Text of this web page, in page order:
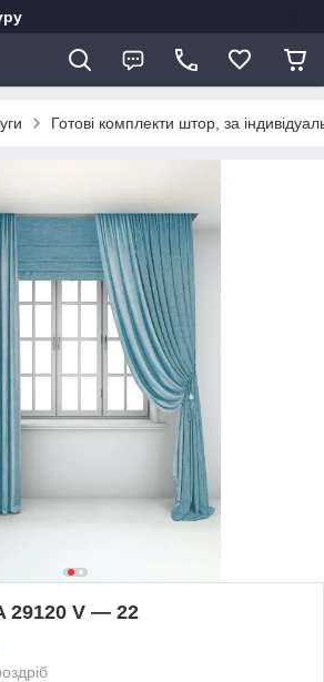
Готові комплекти штор, за
29120 V — 22